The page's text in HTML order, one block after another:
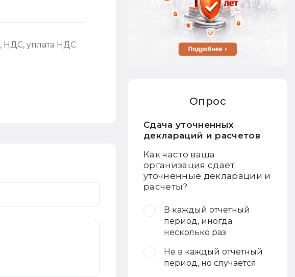
, НДС, уплата НДС
Опрос
Сдача уточненных
деклараций и расчетов
Как часто ваша
организация сдает
уточненные декларации и
расчеты?
В каждый отчетный
период, иногда
несколько раз
Не в каждый отчетный
период, но случается